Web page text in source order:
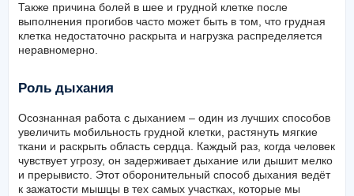
Также причина болей в шее и грудной клетке после
выполнения прогибов часто может быть в том, что грудная
клетка недостаточно раскрыта и нагрузка распределяется
неравномерно.
Роль дыхания
Осознанная работа с дыханием – один из лучших способов
увеличить мобильность грудной клетки, растянуть мягкие
ткани и раскрыть область сердца. Каждый раз, когда человек
чувствует угрозу, он задерживает дыхание или дышит мелко
и прерывисто. Этот оборонительный способ дыхания ведёт
к зажатости мышцы в тех самых участках, которые мы